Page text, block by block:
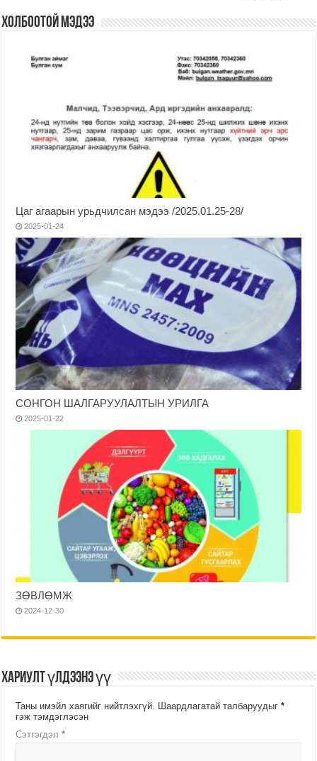
Холбоотой мэдээ
Цаг агаарын урьдчилсан мэдээ /2025.01.25-28/
2025-01-24
СОНГОН ШАЛГАРУУЛАЛТЫН УРИЛГА
2025-01-22
ЗӨВЛӨМЖ
2024-12-30
Хариулт үлдээнэ үү
Таны имэйл хаягийг нийтлэхгүй. Шаардлагатай талбаруудыг*
гэж тэмдэглэсэн
Сэтгэгдэл*